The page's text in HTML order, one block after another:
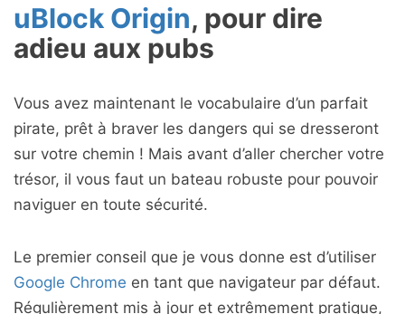
uBlock Origin, pour dire
adieu aux pubs
Vous avez maintenant le vocabulaire d’un parfait
pirate, prêt à braver les dangers qui se dresseront
sur votre chemin ! Mais avant d’aller chercher votre
trésor, il vous faut un bateau robuste pour pouvoir
naviguer en toute sécurité.
Le premier conseil que je vous donne est d’utiliser
Google Chrome en tant que navigateur par défaut.
Régulièrement mis à jour et extrêmement pratique,